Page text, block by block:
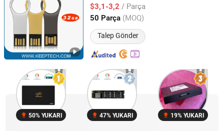
32GB GerçekBellek
Kalite
$3,1-3,2 / Parça
50 Parça (MOQ)
Talep Gönder
Guangdong, China Fiyat 2008
50% YUKARI 47% YUKARI 19% YUKARI